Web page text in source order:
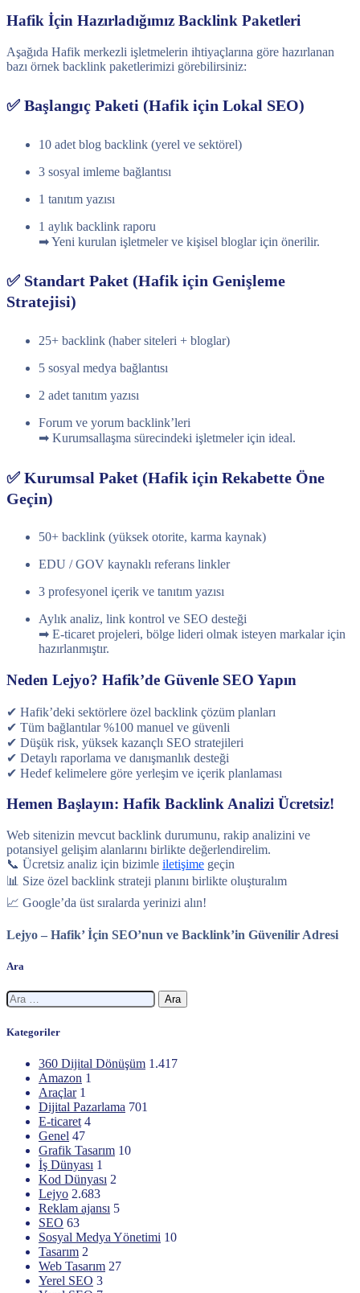
Hafik İçin Hazırladığımız Backlink Paketleri
Aşağıda Hafik merkezli işletmelerin ihtiyaçlarına göre hazırlanan
bazı örnek backlink paketlerimizi görebilirsiniz:
✅ Başlangıç Paketi (Hafik için Lokal SEO)
10 adet blog backlink (yerel ve sektörel)
3 sosyal imleme bağlantısı
1 tanıtım yazısı
1 aylık backlink raporu
➡ Yeni kurulan işletmeler ve kişisel bloglar için önerilir.
✅ Standart Paket (Hafik için Genişleme
Stratejisi)
25+ backlink (haber siteleri + bloglar)
5 sosyal medya bağlantısı
2 adet tanıtım yazısı
Forum ve yorum backlink’leri
➡ Kurumsallaşma sürecindeki işletmeler için ideal.
✅ Kurumsal Paket (Hafik için Rekabette Öne
Geçin)
50+ backlink (yüksek otorite, karma kaynak)
EDU / GOV kaynaklı referans linkler
3 profesyonel içerik ve tanıtım yazısı
Aylık analiz, link kontrol ve SEO desteği
➡ E-ticaret projeleri, bölge lideri olmak isteyen markalar için
hazırlanmıştır.
Neden Lejyo? Hafik’de Güvenle SEO Yapın
✔ Hafik’deki sektörlere özel backlink çözüm planları
✔ Tüm bağlantılar %100 manuel ve güvenli
✔ Düşük risk, yüksek kazançlı SEO stratejileri
✔ Detaylı raporlama ve danışmanlık desteği
✔ Hedef kelimelere göre yerleşim ve içerik planlaması
Hemen Başlayın: Hafik Backlink Analizi Ücretsiz!
Web sitenizin mevcut backlink durumunu, rakip analizini ve
potansiyel gelişim alanlarını birlikte değerlendirelim.
📞 Ücretsiz analiz için bizimle iletişime geçin
📊 Size özel backlink strateji planını birlikte oluşturalım
📈 Google’da üst sıralarda yerinizi alın!
Lejyo – Hafik’ İçin SEO’nun ve Backlink’in Güvenilir Adresi
Ara
Arama:
Kategoriler
360 Dijital Dönüşüm 1.417
Amazon 1
Araçlar 1
Dijital Pazarlama 701
E-ticaret 4
Genel 47
Grafik Tasarım 10
İş Dünyası 1
Kod Dünyası 2
Lejyo 2.683
Reklam ajansı 5
SEO 63
Sosyal Medya Yönetimi 10
Tasarım 2
Web Tasarım 27
Yerel SEO 3